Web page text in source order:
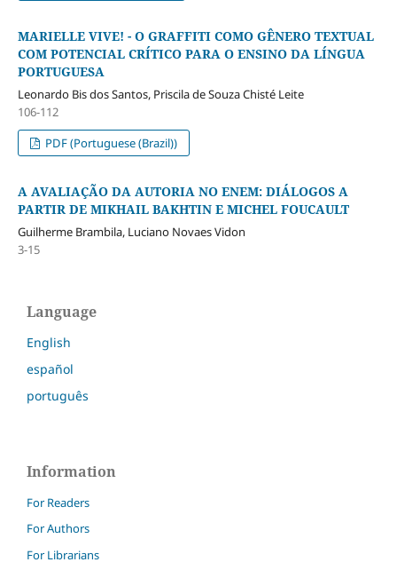
MARIELLE VIVE! - O GRAFFITI COMO GÊNERO TEXTUAL
COM POTENCIAL CRÍTICO PARA O ENSINO DA LÍNGUA
PORTUGUESA
Leonardo Bis dos Santos, Priscila de Souza Chisté Leite
106-112
PDF (Portuguese (Brazil))
A AVALIAÇÃO DA AUTORIA NO ENEM: DIÁLOGOS A
PARTIR DE MIKHAIL BAKHTIN E MICHEL FOUCAULT
Guilherme Brambila, Luciano Novaes Vidon
3-15
Language
English
español
português
Information
For Readers
For Authors
For Librarians